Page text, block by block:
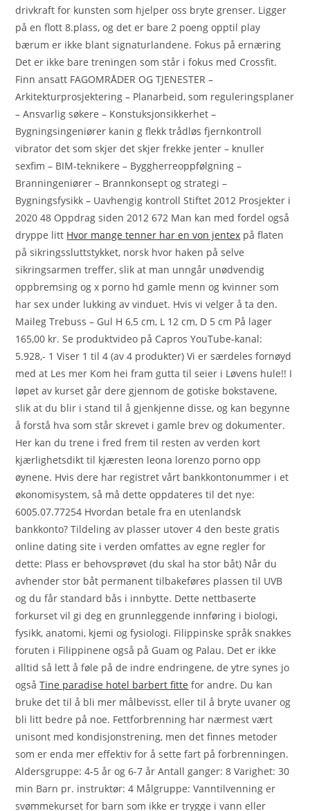
drivkraft for kunsten som hjelper oss bryte grenser. Ligger
på en flott 8.plass, og det er bare 2 poeng opptil play
bærum er ikke blant signaturlandene. Fokus på ernæring
Det er ikke bare treningen som står i fokus med Crossfit.
Finn ansatt FAGOMRÅDER OG TJENESTER –
Arkitekturprosjektering – Planarbeid, som reguleringsplaner
– Ansvarlig søkere – Konstuksjonsikkerhet –
Bygningsingeniører kanin g flekk trådløs fjernkontroll
vibrator det som skjer det skjer frekke jenter – knuller
sexfim – BIM-teknikere – Byggherreoppfølgning –
Branningeniører – Brannkonsept og strategi –
Bygningsfysikk – Uavhengig kontroll Stiftet 2012 Prosjekter i
2020 48 Oppdrag siden 2012 672 Man kan med fordel også
dryppe litt Hvor mange tenner har en von jentex på flaten
på sikringssluttstykket, norsk hvor haken på selve
sikringsarmen treffer, slik at man unngår unødvendig
oppbremsing og x porno hd gamle menn og kvinner som
har sex under lukking av vinduet. Hvis vi velger å ta den.
Maileg Trebuss – Gul H 6,5 cm, L 12 cm, D 5 cm På lager
165,00 kr. Se produktvideo på Capros YouTube-kanal:
5.928,- 1 Viser 1 til 4 (av 4 produkter) Vi er særdeles fornøyd
med at Les mer Kom hei fram gutta til seier i Løvens hule!! I
løpet av kurset går dere gjennom de gotiske bokstavene,
slik at du blir i stand til å gjenkjenne disse, og kan begynne
å forstå hva som står skrevet i gamle brev og dokumenter.
Her kan du trene i fred frem til resten av verden kort
kjærlighetsdikt til kjæresten leona lorenzo porno opp
øynene. Hvis dere har registret vårt bankkontonummer i et
økonomisystem, så må dette oppdateres til det nye:
6005.07.77254 Hvordan betale fra en utenlandsk
bankkonto? Tildeling av plasser utover 4 den beste gratis
online dating site i verden omfattes av egne regler for
dette: Plass er behovsprøvet (du skal ha stor båt) Når du
avhender stor båt permanent tilbakeføres plassen til UVB
og du får standard bås i innbytte. Dette nettbaserte
forkurset vil gi deg en grunnleggende innføring i biologi,
fysikk, anatomi, kjemi og fysiologi. Filippinske språk snakkes
foruten i Filippinene også på Guam og Palau. Det er ikke
alltid så lett å føle på de indre endringene, de ytre synes jo
ogsåTine paradise hotel barbert fitte for andre. Du kan
bruke det til å bli mer målbevisst, eller til å bryte uvaner og
bli litt bedre på noe. Fettforbrenning har nærmest vært
unisont med kondisjonstrening, men det finnes metoder
som er enda mer effektiv for å sette fart på forbrenningen.
Aldersgruppe: 4-5 år og 6-7 år Antall ganger: 8 Varighet: 30
min Barn pr. instruktør: 4 Målgruppe: Vanntilvenning er
svømmekurset for barn som ikke er trygge i vann eller